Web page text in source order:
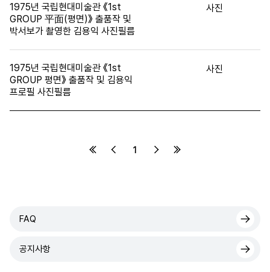
1975년 국립현대미술관 《1st
GROUP 平面(평면)》 출품작 및
박서보가 촬영한 김용익 사진필름
사진
1975년 국립현대미술관 《1st
GROUP 평면》 출품작 및 김용익
프로필 사진필름
사진
1
FAQ
공지사항